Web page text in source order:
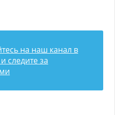
на наш канал в
и следите за